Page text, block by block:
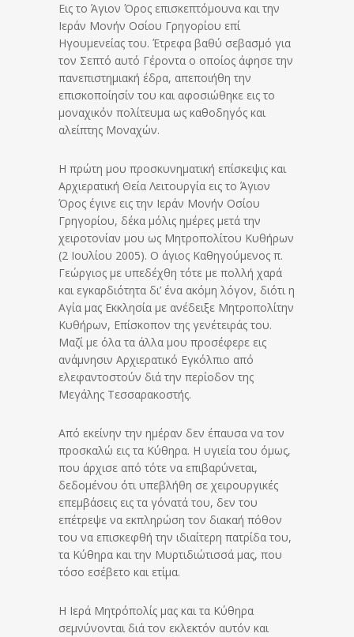
Εις το Άγιον Όρος επισκεπτόμουνα και την
Ιεράν Μονήν Οσίου Γρηγορίου επί
Ηγουμενείας του. Έτρεφα βαθύ σεβασμό για
τον Σεπτό αυτό Γέροντα ο οποίος άφησε την
πανεπιστημιακή έδρα, απεποιήθη την
επισκοποίησίν του και αφοσιώθηκε εις το
μοναχικόν πολίτευμα ως καθοδηγός και
αλείπτης Μοναχών.
Η πρώτη μου προσκυνηματική επίσκεψις και
Αρχιερατική Θεία Λειτουργία εις το Άγιον
Όρος έγινε εις την Ιεράν Μονήν Οσίου
Γρηγορίου, δέκα μόλις ημέρες μετά την
χειροτονίαν μου ως Μητροπολίτου Κυθήρων
(2 Ιουλίου 2005). Ο άγιος Καθηγούμενος π.
Γεώργιος με υπεδέχθη τότε με πολλή χαρά
και εγκαρδιότητα δι’ ένα ακόμη λόγον, διότι η
Αγία μας Εκκλησία με ανέδειξε Μητροπολίτην
Κυθήρων, Επίσκοπον της γενέτειράς του.
Μαζί με όλα τα άλλα μου προσέφερε εις
ανάμνησιν Αρχιερατικό Εγκόλπιο από
ελεφαντοστούν διά την περίοδον της
Μεγάλης Τεσσαρακοστής.
Από εκείνην την ημέραν δεν έπαυσα να τον
προσκαλώ εις τα Κύθηρα. Η υγιεία του όμως,
που άρχισε από τότε να επιβαρύνεται,
δεδομένου ότι υπεβλήθη σε χειρουργικές
επεμβάσεις εις τα γόνατά του, δεν του
επέτρεψε να εκπληρώση τον διακαή πόθον
του να επισκεφθή την ιδιαίτερη πατρίδα του,
τα Κύθηρα και την Μυρτιδιώτισσά μας, που
τόσο εσέβετο και ετίμα.
Η Ιερά Μητρόπολίς μας και τα Κύθηρα
σεμνύνονται διά τον εκλεκτόν αυτόν και